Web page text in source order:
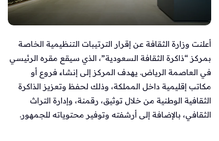
أعلنت وزارة الثقافة عن إقرار الترتيبات التنظيمية الخاصة
بمركز “ذاكرة الثقافة السعودية”، الذي سيقع مقره الرئيسي
في العاصمة الرياض. يهدف المركز إلى إنشاء فروع أو
مكاتب إقليمية داخل المملكة، وذلك لحفظ وتعزيز الذاكرة
الثقافية الوطنية من خلال توثيق، رقمنة، وإدارة التراث
الثقافي، بالإضافة إلى أرشفته وتوفير محتوياته للجمهور.